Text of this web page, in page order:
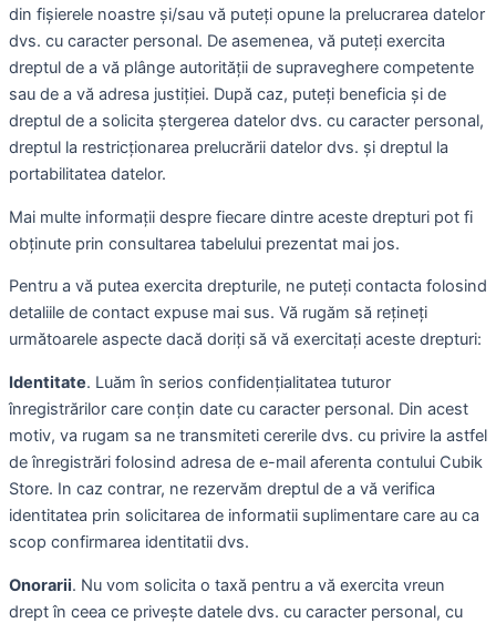
din fișierele noastre și/sau vă puteți opune la prelucrarea datelor
dvs. cu caracter personal. De asemenea, vă puteți exercita
dreptul de a vă plânge autorității de supraveghere competente
sau de a vă adresa justiției. După caz, puteți beneficia și de
dreptul de a solicita ștergerea datelor dvs. cu caracter personal,
dreptul la restricționarea prelucrării datelor dvs. și dreptul la
portabilitatea datelor.
Mai multe informații despre fiecare dintre aceste drepturi pot fi
obținute prin consultarea tabelului prezentat mai jos.
Pentru a vă putea exercita drepturile, ne puteți contacta folosind
detaliile de contact expuse mai sus. Vă rugăm să rețineți
următoarele aspecte dacă doriți să vă exercitați aceste drepturi:
Identitate. Luăm în serios confidențialitatea tuturor
înregistrărilor care conțin date cu caracter personal. Din acest
motiv, va rugam sa ne transmiteti cererile dvs. cu privire la astfel
de înregistrări folosind adresa de e-mail aferenta contului Cubik
Store. In caz contrar, ne rezervăm dreptul de a vă verifica
identitatea prin solicitarea de informatii suplimentare care au ca
scop confirmarea identitatii dvs.
Onorarii. Nu vom solicita o taxă pentru a vă exercita vreun
drept în ceea ce privește datele dvs. cu caracter personal, cu